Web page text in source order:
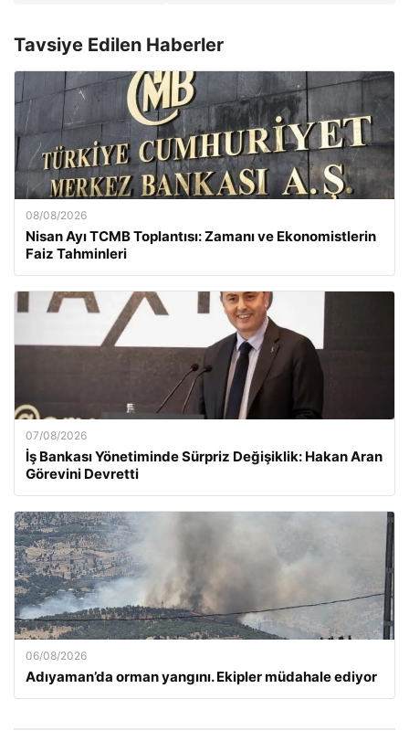
Tavsiye Edilen Haberler
08/08/2026
Nisan Ayı TCMB Toplantısı: Zamanı ve Ekonomistlerin
Faiz Tahminleri
07/08/2026
İş Bankası Yönetiminde Sürpriz Değişiklik: Hakan Aran
Görevini Devretti
06/08/2026
Adıyaman’da orman yangını. Ekipler müdahale ediyor